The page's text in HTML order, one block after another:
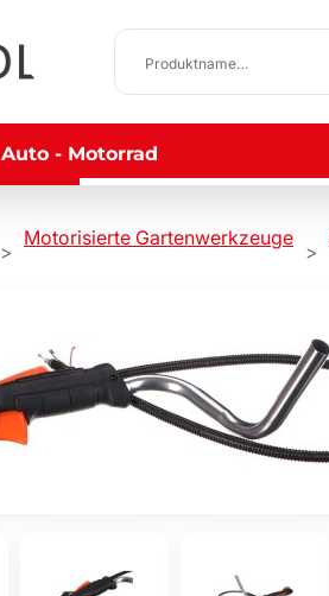
Auto - Motorrad
Motorisierte Gartenwerkzeuge